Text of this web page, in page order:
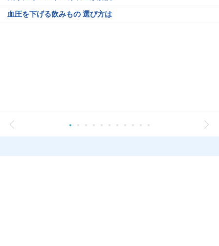
血圧を下げる飲みもの 選び方は